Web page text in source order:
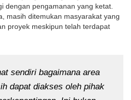
dengan pengamanan yang ketat.
masih ditemukan masyarakat yang
proyek meskipun telah terdapat
sendiri bagaimana area
dapat diakses oleh pihak